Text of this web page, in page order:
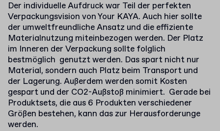
Der individuelle Aufdruck war Teil der perfekten
Verpackungsvision von Your KAYA. Auch hier sollte
der umweltfreundliche Ansatz und die effiziente
Materialnutzung miteinbezogen werden. Der Platz
im Inneren der Verpackung sollte folglich
bestmöglich genutzt werden. Das spart nicht nur
Material, sondern auch Platz beim Transport und
der Lagerung. Außerdem werden somit Kosten
gespart und der CO2-Außstoß minimiert. Gerade bei
Produktsets, die aus 6 Produkten verschiedener
Größen bestehen, kann das zur Herausforderunge
werden.